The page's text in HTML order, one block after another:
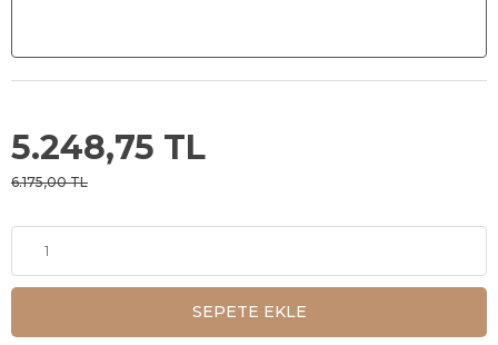
5.248,75 TL
6.175,00 TL
SEPETE EKLE